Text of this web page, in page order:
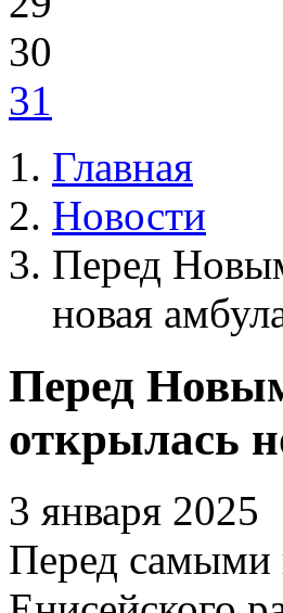
30
31
Главная
Новости
Перед
новая
Перед
открылась
3 января 2025
Перед самыми